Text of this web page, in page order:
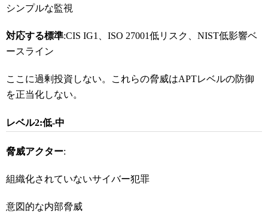
シンプルな監視
対応する標準:CIS IG1、ISO 27001低リスク、NIST低影響ベ
ースライン
ここに過剰投資しない。これらの脅威はAPTレベルの防御
を正当化しない。
レベル2:低-中
脅威アクター:
組織化されていないサイバー犯罪
意図的な内部脅威